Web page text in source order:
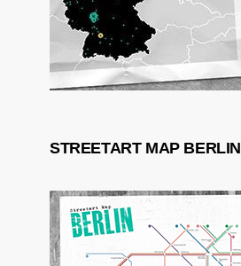
STREETART MAP BERLIN